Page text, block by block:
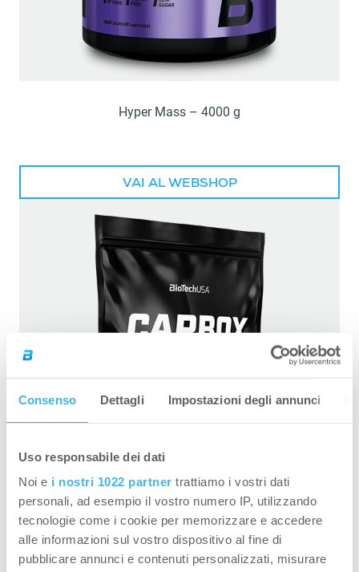
Consenso Dettagli Impostazioni degli annunci
Uso responsabile dei dati
Noi e i nostri 1022 partner trattiamo i vostri dati
personali, ad esempio il vostro numero IP, utilizzando
tecnologie come i cookie per memorizzare e accedere
alle informazioni sul vostro dispositivo al fine di
pubblicare annunci e contenuti personalizzati, misurare
Hyper Mass – 4000 g
VAI AL WEBSHOP
Carbox – 1000 g non aromatizzata